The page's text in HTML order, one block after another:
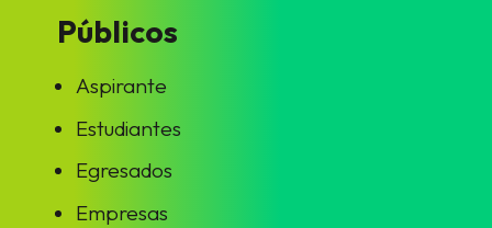
Públicos
Aspirante
Estudiantes
Egresados
Empresas